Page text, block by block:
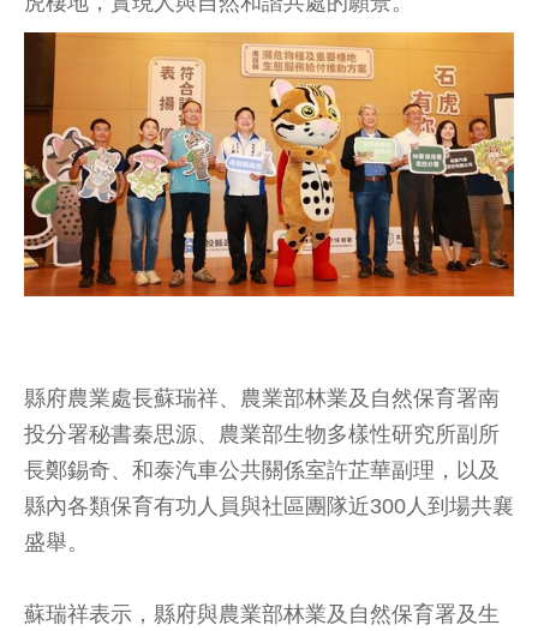
縣府農業處長蘇瑞祥、農業部林業及自然保育署南
投分署秘書秦思源、農業部生物多樣性研究所副所
長鄭錫奇、和泰汽車公共關係室許芷華副理，以及
縣內各類保育有功人員與社區團隊近300人到場共襄
盛舉。
蘇瑞祥表示，縣府與農業部林業及自然保育署及生